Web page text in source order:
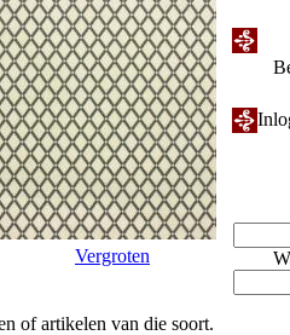
Vergroten
of artikelen van die soort.